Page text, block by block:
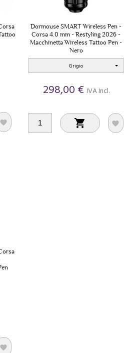

Dormouse SMART Wireless Pen -
Corsa 4.0 mm - Restyling 2026 -
Macchinetta Wireless Tattoo Pen -
Nero
Grigio
298,00 € IVA Incl.
 
